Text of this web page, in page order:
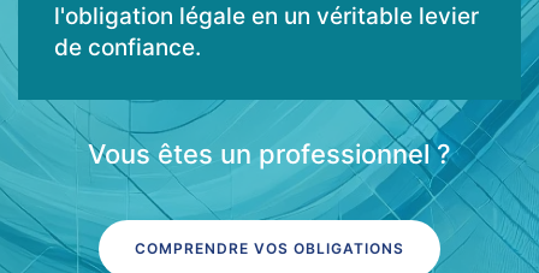
l'obligation légale en un véritable levier
de confiance.
Vous êtes un professionnel ?
COMPRENDRE VOS OBLIGATIONS